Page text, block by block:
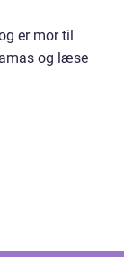
er mor til
og læse